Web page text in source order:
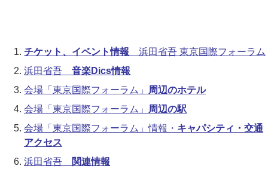
チケット、イベント情報 浜田省吾 東京国際フォーラム
浜田省吾 音楽Dics情報
会場「東京国際フォーラム」
周辺のホテル
会場「東京国際フォーラム」
周辺の駅
会場「東京国際フォーラム」情報・ キャパシティ・交通
アクセス
浜田省吾
関連情報